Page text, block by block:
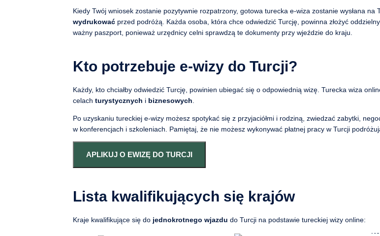
Kiedy Twój wniosek zostanie pozytywnie rozpatrzony, gotowa turecka e-wiza zostanie wysłana na
wydrukowaćprzed podróżą. Każda osoba, która chce odwiedzić Turcję, powinna złożyć
ważny paszport, ponieważ urzędnicy celni sprawdzą te dokumenty przy wjeździe do kraju.
Kto potrzebuje e-wizy do Turcji?
Każdy, kto chciałby odwiedzić Turcję, powinien ubiegać się o odpowiednią wizę. Turecka wiza
celach turystycznych i biznesowych.
Po uzyskaniu tureckiej e-wizy możesz spotykać się z przyjaciółmi i rodziną, zwiedzać zabytki,
w konferencjach i szkoleniach. Pamiętaj, że nie możesz wykonywać płatnej pracy w Turcji
APLIKUJ O EWIZĘ DO TURCJI
Lista kwalifikujących się krajów
Kraje kwalifikujące się do jednokrotnego wjazdu do Turcji na podstawie tureckiej wizy online: